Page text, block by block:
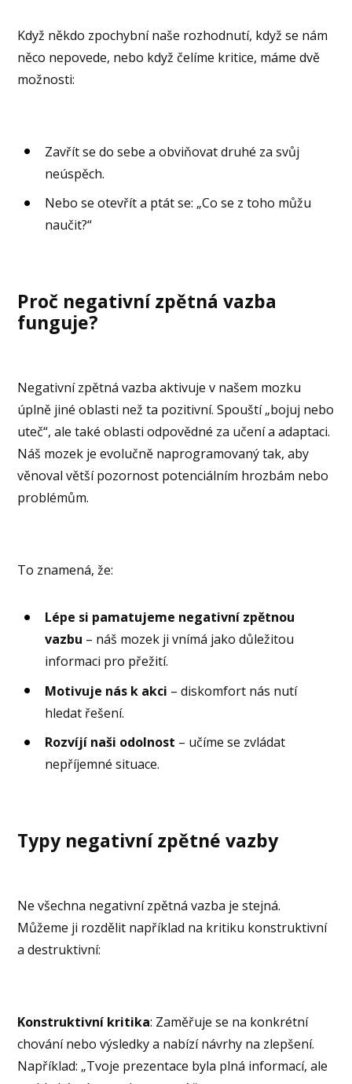
Když někdo zpochybní naše rozhodnutí, když se nám
něco nepovede, nebo když čelíme kritice, máme dvě
možnosti:
Zavřít se do sebe a obviňovat druhé za svůj
neúspěch.
Nebo se otevřít a ptát se: „Co se z toho můžu
naučit?“
Proč negativní zpětná vazba
funguje?
Negativní zpětná vazba aktivuje v našem mozku
úplně jiné oblasti než ta pozitivní. Spouští „bojuj nebo
uteč“, ale také oblasti odpovědné za učení a adaptaci.
Náš mozek je evolučně naprogramovaný tak, aby
věnoval větší pozornost potenciálním hrozbám nebo
problémům.
To znamená, že:
Lépe si pamatujeme negativní zpětnou
vazbu – náš mozek ji vnímá jako důležitou
informaci pro přežití.
Motivuje nás k akci – diskomfort nás nutí
hledat řešení.
Rozvíjí naši odolnost – učíme se zvládat
nepříjemné situace.
Typy negativní zpětné vazby
Ne všechna negativní zpětná vazba je stejná.
Můžeme ji rozdělit například na kritiku konstruktivní
a destruktivní:
Konstruktivní kritika: Zaměřuje se na konkrétní
chování nebo výsledky a nabízí návrhy na zlepšení.
Například: „Tvoje prezentace byla plná informací, ale